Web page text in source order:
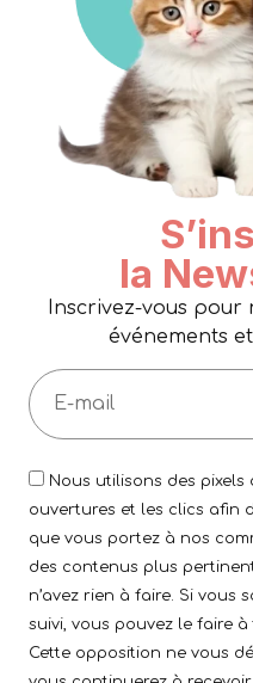
la
Inscrivez-vous pour
événements
Nous utilisons des pixels
ouvertures et les clics afin
que vous portez à nos
des contenus plus
n’avez rien à faire. Si vous
suivi, vous pouvez le faire
Cette opposition ne vous